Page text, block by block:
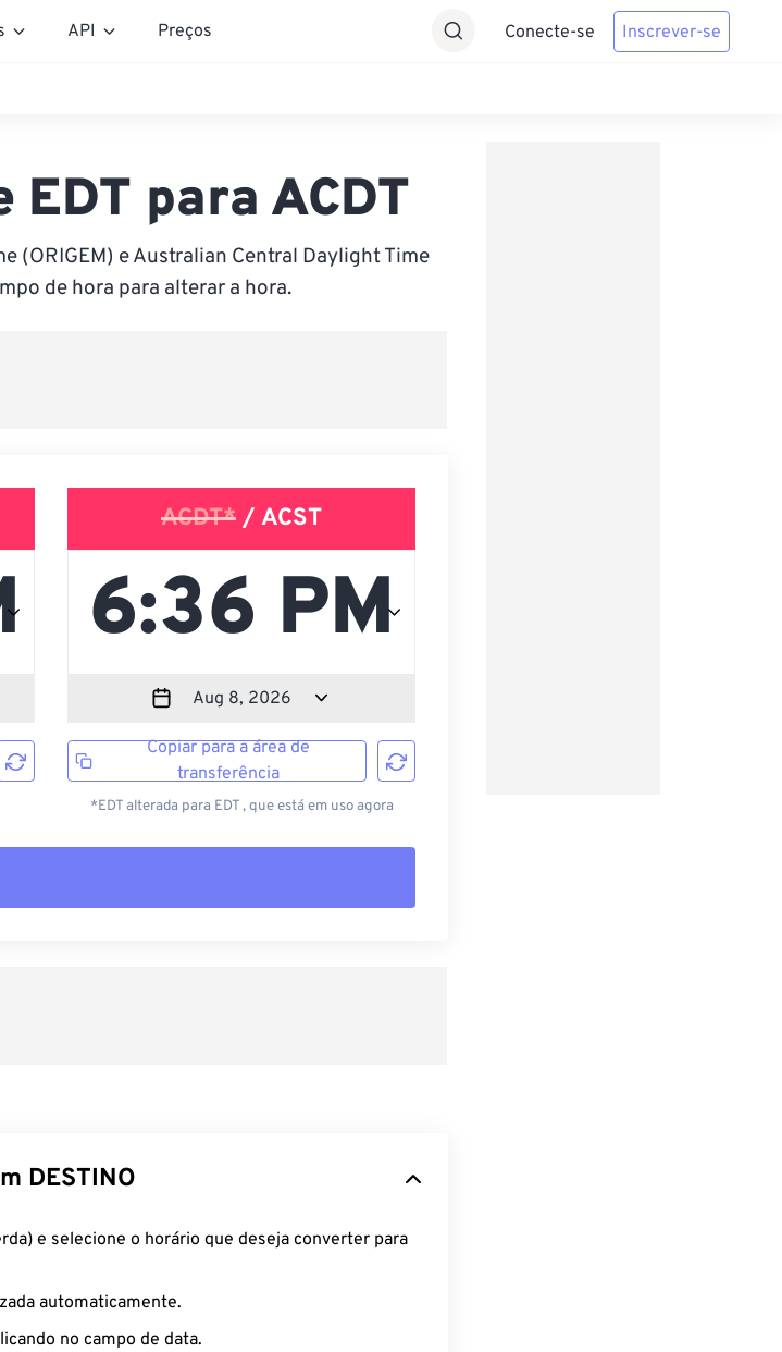
API Preços Conecte-se Inscrever-se
EDT para ACDT
(ORIGEM) e Australian Central Daylight Time
de hora para alterar a hora.
ACDT* / ACST
Copiar para a área de
transferência
*EDT alterada para EDT , que está em uso agora
DESTINO
e selecione o horário que deseja converter para
automaticamente.
no campo de data.